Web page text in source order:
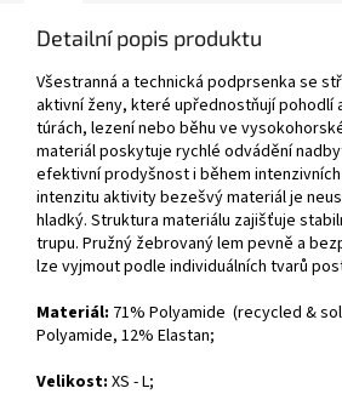
Detailní popis produktu
Všestranná a technická podprsenka se
aktivní ženy, které upřednostňují pohodlí
túrách, lezení nebo běhu ve
materiál poskytuje rychlé odvádění
efektivní prodyšnost i během
intenzitu aktivity bezešvý materiál je
hladký. Struktura materiálu zajišťuje
trupu. Pružný žebrovaný lem pevně a
lze vyjmout podle individuálních tvarů
Materiál: 71% Polyamide (recycled &
Polyamide, 12% Elastan;
Velikost: XS - L;